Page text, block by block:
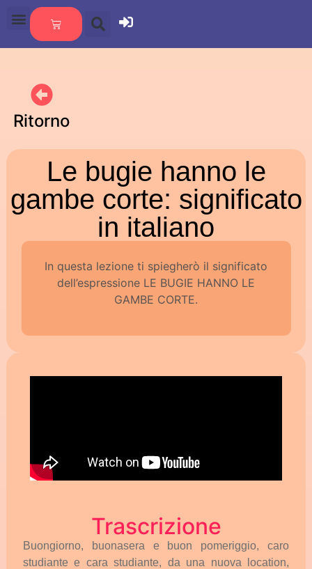
Ritorno
Le bugie hanno le
gambe corte: significato
in italiano
In questa lezione ti spiegherò il significato
dell’espressione LE BUGIE HANNO LE
GAMBE CORTE.
Trascrizione
Buongiorno, buonasera e buon pomeriggio,
caro
studiante e cara studiante, da una nuova
location,